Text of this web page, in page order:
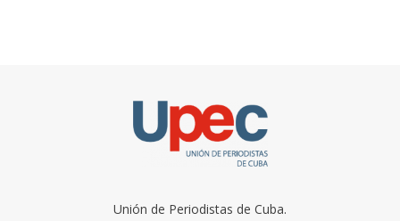
Unión de Periodistas de Cuba.